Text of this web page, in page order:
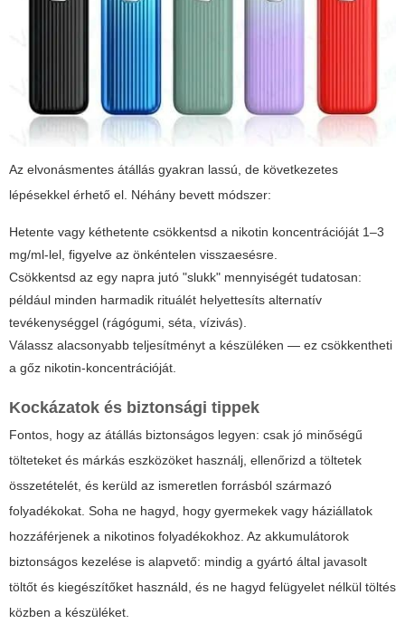
Az elvonásmentes átállás gyakran lassú, de következetes
lépésekkel érhető el. Néhány bevett módszer:
Hetente vagy kéthetente csökkentsd a nikotin koncentrációját 1–3
mg/ml-lel, figyelve az önkéntelen visszaesésre.
Csökkentsd az egy napra jutó "slukk" mennyiségét tudatosan:
például minden harmadik rituálét helyettesíts alternatív
tevékenységgel (rágógumi, séta, vízivás).
Válassz alacsonyabb teljesítményt a készüléken — ez csökkentheti
a gőz nikotin-koncentrációját.
Kockázatok és biztonsági tippek
Fontos, hogy az átállás biztonságos legyen: csak jó minőségű
tölteteket és márkás eszközöket használj, ellenőrizd a töltetek
összetételét, és kerüld az ismeretlen forrásból származó
folyadékokat. Soha ne hagyd, hogy gyermekek vagy háziállatok
hozzáférjenek a nikotinos folyadékokhoz. Az akkumulátorok
biztonságos kezelése is alapvető: mindig a gyártó által javasolt
töltőt és kiegészítőket használd, és ne hagyd felügyelet nélkül töltés
közben a készüléket.